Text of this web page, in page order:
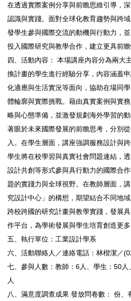
在透過實際案例分享與前瞻思維引導，
認識與實踐。面對全球化教育趨勢與跨
發學生參與國際交流的動機與行動力，
投入國際研究與教學合作，建立更具前
四、活動內容： 本場講座內容分為兩大
換計畫的學生進行經驗分享，內容涵蓋
化適應與生活實況等面向，協助在場同
體輪廓與實際挑戰。藉由真實案例與實
略與心態準備，並激發規劃海外學習的
著眼於未來國際發展的前瞻思考，分別
入。在學生層面，講座強調服務設計與
學生將在校學習與真實社會問題連結，透
設計共創等形式參與具行動力的國際合
題的實踐力與全球視野。在教師層面，
究設計中心」的構想，期望結合不同地
跨校跨國的研究計畫與教學實踐，發展
作平台，為學術發展與學生培育創造更多
五、執行單位：工業設計學系
六、活動聯絡人／連絡電話：林楷潔／
七、參與人數：教師：6人、學生：50人
人
八、滿意度調查成果 發放問卷數： 份、